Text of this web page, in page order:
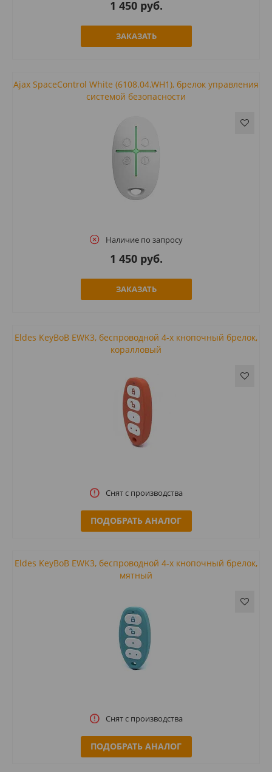
1 450 руб.
ЗАКАЗАТЬ
Ajax SpaceControl White (6108.04.WH1), брелок управления
системой безопасности
Наличие по запросу
1 450 руб.
ЗАКАЗАТЬ
Eldes KeyBoB EWK3, беспроводной 4-х кнопочный брелок,
коралловый
Снят с производства
ПОДОБРАТЬ АНАЛОГ
Eldes KeyBoB EWK3, беспроводной 4-х кнопочный брелок,
мятный
Снят с производства
ПОДОБРАТЬ АНАЛОГ